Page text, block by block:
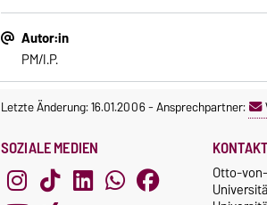
Autor:in
PM/I.P.
Letzte Änderung: 16.01.2006-Ansprechpartner:
SOZIALE MEDIEN KONTAKT
Otto-